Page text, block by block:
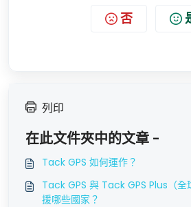
否
列印
在此文件夾中的文章 -
Tack GPS 如何運作？
Tack GPS 與 Tack GPS Plus（全
援哪些國家？